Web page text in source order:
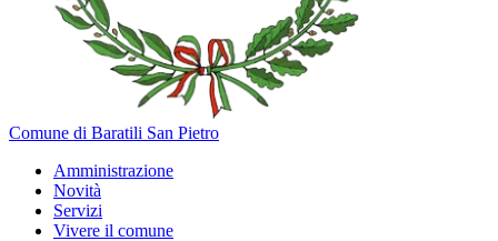
Comune di Baratili San Pietro
Amministrazione
Novità
Servizi
Vivere il comune